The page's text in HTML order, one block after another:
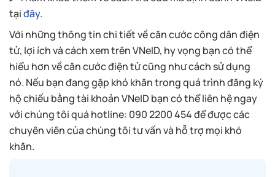
tạiđây.
Với những thông tin chi tiết về căn cước công dân điện
tử, lợi ích và cách xem trên VNeID, hy vọng bạn có thể
hiểu hơn về căn cước điện tử cũng như cách sử dụng
nó. Nếu bạn đang gặp khó khăn trong quá trình đăng ký
hộ chiếu bằng tài khoản VNeID bạn có thể liên hệ ngay
với chúng tôi quá hotline: 090 2200 454 để được các
chuyên viên của chúng tôi tư vấn và hỗ trợ mọi khó
khăn.